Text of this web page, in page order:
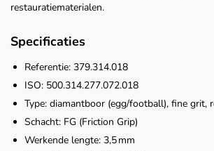
restauratiematerialen.
Specificaties
Referentie: 379.314.018
ISO: 500.314.277.072.018
Type: diamantboor (egg/football), fine grit,
Schacht: FG (Friction Grip)
Werkende lengte: 3,5 mm